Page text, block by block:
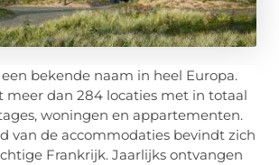
bekende naam in heel Europa.
meer dan 284 locaties met in totaal
woningen en appartementen.
van de accommodaties bevindt zich
Frankrijk. Jaarlijks ontvangen